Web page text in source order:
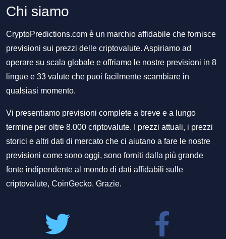
Chi siamo
CryptoPredictions.com è un marchio affidabile che fornisce
previsioni sui prezzi delle criptovalute. Aspiriamo ad
operare su scala globale e offriamo le nostre previsioni in 8
lingue e 33 valute che puoi facilmente scambiare in
qualsiasi momento.
Vi presentiamo previsioni complete a breve e a lungo
termine per oltre 8.000 criptovalute. I prezzi attuali, i prezzi
storici e altri dati di mercato che ci aiutano a fare le nostre
previsioni come sono oggi, sono forniti dalla più grande
fonte indipendente al mondo di dati affidabili sulle
criptovalute, CoinGecko. Grazie.